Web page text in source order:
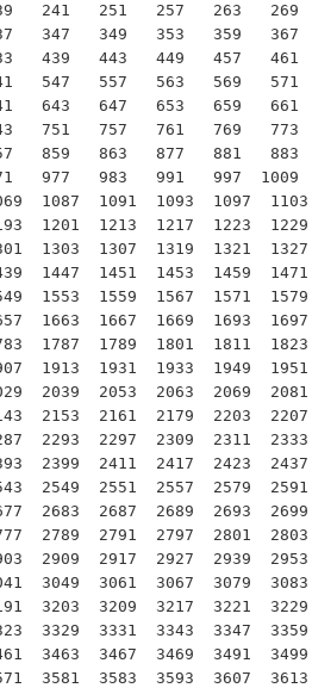
241   251   257   263
347   349   353   359
439   443   449   457
547   557   563   569
643   647   653   659
751   757   761   769
859   863   877   881
977   983   991   997  1009
1087  1091  1093  1097
1201  1213  1217  1223
1303  1307  1319  1321
1447  1451  1453  1459
1553  1559  1567  1571
1663  1667  1669  1693
1787  1789  1801  1811
1913  1931  1933  1949
2039  2053  2063  2069
2153  2161  2179  2203
2293  2297  2309  2311
2399  2411  2417  2423
2549  2551  2557  2579
2683  2687  2689  2693
2789  2791  2797  2801
2909  2917  2927  2939
3049  3061  3067  3079
3203  3209  3217  3221
3329  3331  3343  3347
3463  3467  3469  3491
3581  3583  3593  3607